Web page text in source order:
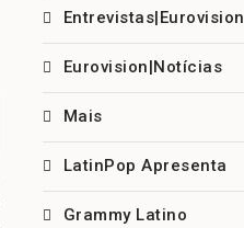
Entrevistas|Eurovision
Eurovision|Notícias
Mais
LatinPop Apresenta
Grammy Latino